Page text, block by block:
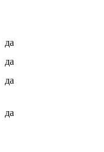
да
да
да
да